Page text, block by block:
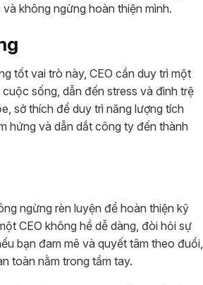
không ngừng hoàn thiện mình.
tốt vai trò này, CEO cần duy trì một
sống, dẫn đến stress và đình trệ
sở thích để duy trì năng lượng tích
hứng và dẫn dắt công ty đến thành
ngừng rèn luyện để hoàn thiện kỹ
CEO không hề dễ dàng, đòi hỏi sự
bạn đam mê và quyết tâm theo đuổi,
toàn nằm trong tầm tay.